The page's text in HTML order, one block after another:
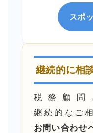
スポ
継続的に相
税務顧問
継続的なご
お問い合わせ